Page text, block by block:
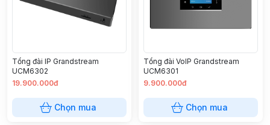
Tổng đài IP Grandstream
UCM6302
19.900.000đ
Chọn mua
Tổng đài VoIP Grandstream
UCM6301
9.900.000đ
Chọn mua